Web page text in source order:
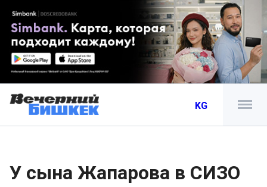
KG
У сына Жапарова в СИЗО